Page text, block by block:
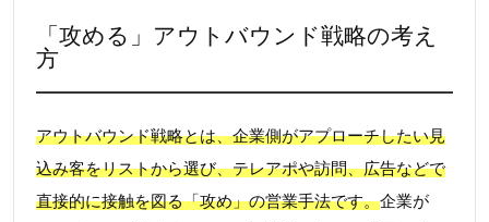
「攻める」アウトバウンド戦略の考え
方
アウトバウンド戦略とは、企業側がアプローチしたい見
込み客をリストから選び、テレアポや訪問、広告などで
直接的に接触を図る「攻め」の営業手法です。企業が